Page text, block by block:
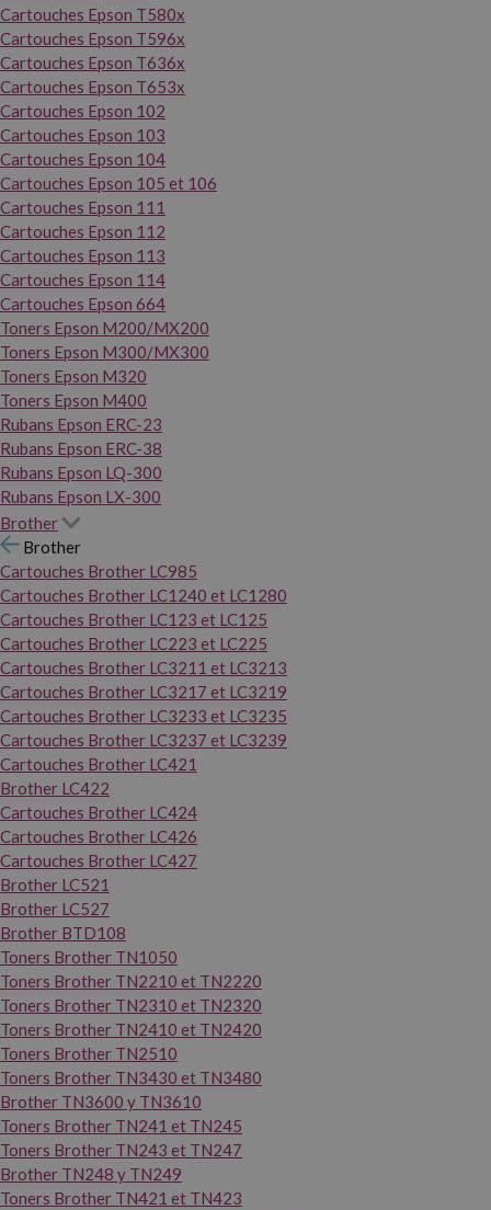
Cartouches Epson T580x
Cartouches Epson T596x
Cartouches Epson T636x
Cartouches Epson T653x
Cartouches Epson 102
Cartouches Epson 103
Cartouches Epson 104
Cartouches Epson 105 et 106
Cartouches Epson 111
Cartouches Epson 112
Cartouches Epson 113
Cartouches Epson 114
Cartouches Epson 664
Toners Epson M200/MX200
Toners Epson M300/MX300
Toners Epson M320
Toners Epson M400
Rubans Epson ERC-23
Rubans Epson ERC-38
Rubans Epson LQ-300
Rubans Epson LX-300
Brother
Brother
Cartouches Brother LC985
Cartouches Brother LC1240 et LC1280
Cartouches Brother LC123 et LC125
Cartouches Brother LC223 et LC225
Cartouches Brother LC3211 et LC3213
Cartouches Brother LC3217 et LC3219
Cartouches Brother LC3233 et LC3235
Cartouches Brother LC3237 et LC3239
Cartouches Brother LC421
Brother LC422
Cartouches Brother LC424
Cartouches Brother LC426
Cartouches Brother LC427
Brother LC521
Brother LC527
Brother BTD108
Toners Brother TN1050
Toners Brother TN2210 et TN2220
Toners Brother TN2310 et TN2320
Toners Brother TN2410 et TN2420
Toners Brother TN2510
Toners Brother TN3430 et TN3480
Brother TN3600 y TN3610
Toners Brother TN241 et TN245
Toners Brother TN243 et TN247
Brother TN248 y TN249
Toners Brother TN421 et TN423